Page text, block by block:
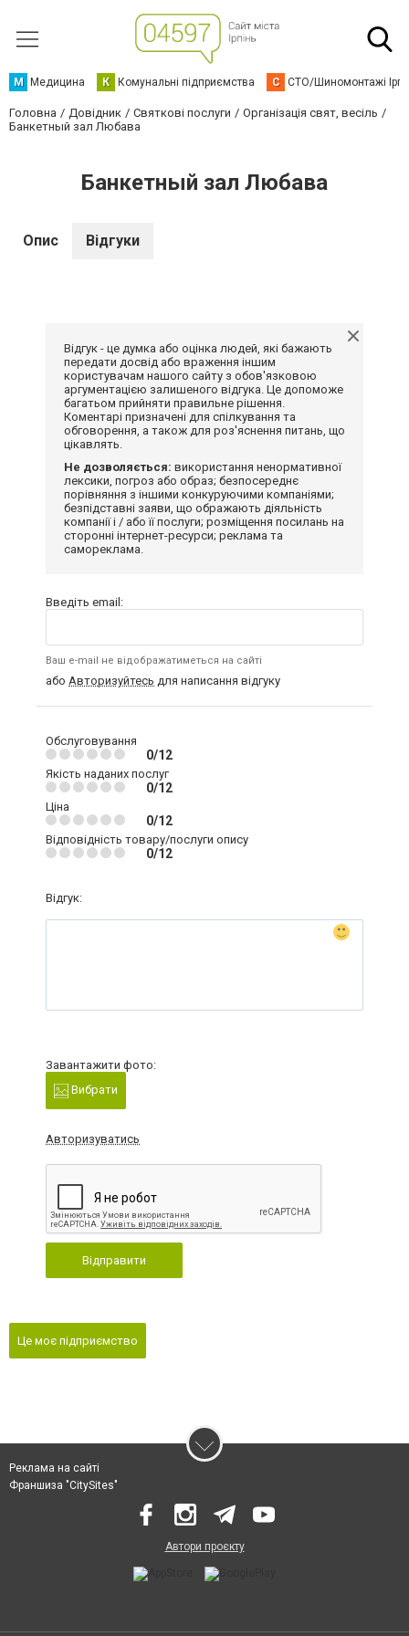
М Медицина К Комунальні підприємства С СТО/Шиномонтажі
Головна Довідник Святкові послуги
Організація свят, весіль
Банкетный зал Любава
Банкетный зал Любава
Опис Відгуки
Відгук - це думка або оцінка людей, які бажають
передати досвід або враження іншим
користувачам нашого сайту з обов'язковою
аргументацією залишеного відгука. Це допоможе
багатьом прийняти правильне рішення.
Коментарі призначені для спілкування та
обговорення, а також для роз'яснення питань, що
цікавлять.
Не дозволяється: використання ненормативної
лексики, погроз або образ; безпосереднє
порівняння з іншими конкуруючими компаніями;
безпідставні заяви, що ображають діяльність
компанії і / або її послуги; розміщення посилань на
сторонні інтернет-ресурси; реклама та
самореклама.
Введіть email:
Ваш e-mail не відображатиметься на сайті
або Авторизуйтесь для написання відгуку
Обслуговування
0/12
Якість наданих послуг
0/12
Ціна
0/12
Відповідність товару/послуги опису
0/12
Відгук:
Завантажити фото:
Вибрати
Авторизуватись
Відправити
Це моє підприємство
Реклама на сайті
Франшиза "CitySites"
Автори проєкту